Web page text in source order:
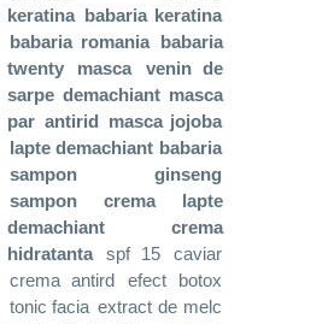
keratina babaria keratina
babaria romania
babaria
twenty
masca
venin de
sarpe demachiant masca
par antirid masca jojoba
lapte demachiant babaria
sampon ginseng
sampon
crema
lapte
demachiant
crema
hidratanta
spf 15
caviar
crema antird
efect botox
tonic facia extract de melc